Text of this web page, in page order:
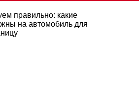
Политикой конфиденциальности
Политикой конфиденциальности